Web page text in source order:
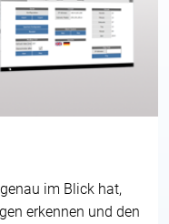
im Blick hat,
erkennen und den